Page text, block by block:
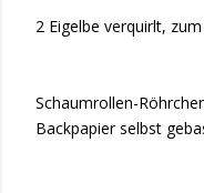
2 Eigelbe verquirlt,
Schaumrollen-
Backpapier selbst